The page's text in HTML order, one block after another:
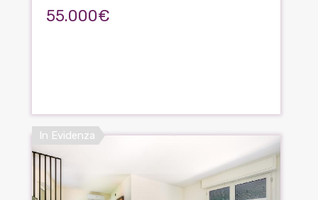
55.000€
In Evidenza